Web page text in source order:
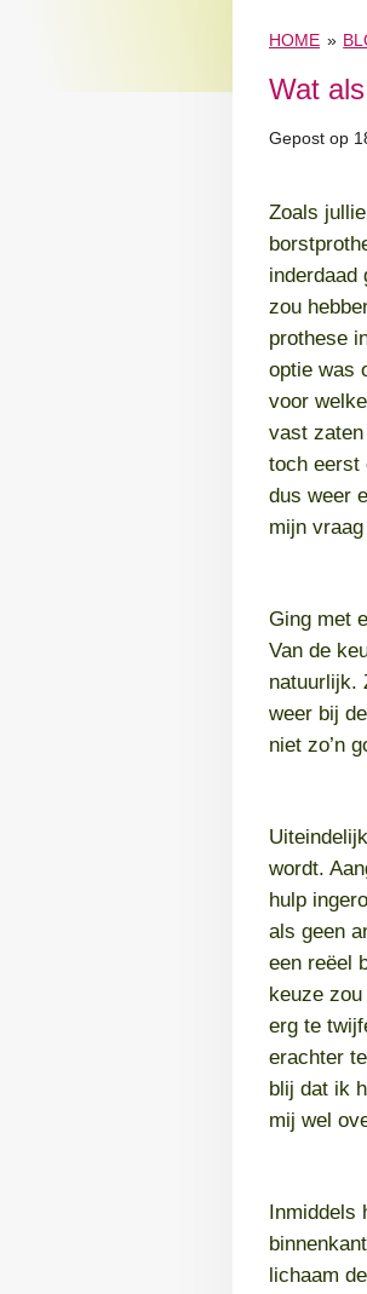
HOME »
Wat
Gepost op
Zoals
inderdaad
zou
prothese
optie was
voor
vast
toch eerst
dus weer
mijn
Ging met
Van de
natuurlijk.
weer bij
niet zo’n
wordt.
hulp
als geen
een reëel
keuze
erg te
erachter
blij dat ik
mij wel
lichaam